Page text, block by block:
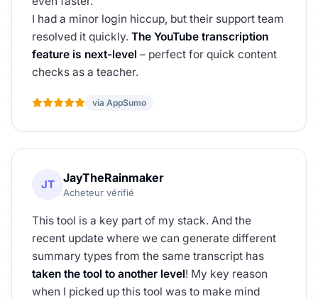
I had a minor login hiccup, but their support team
resolved it quickly. The YouTube transcription
feature is next-level – perfect for quick content
checks as a teacher.
via AppSumo
JT JayTheRainmaker
Acheteur vérifié
This tool is a key part of my stack. And the
recent update where we can generate different
summary types from the same transcript has
taken the tool to another level! My key reason
when I picked up this tool was to make mind